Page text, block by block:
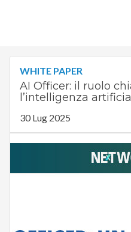
WHITE PAPER
AI Officer: il ruolo
l’intelligenza
30 Lug 2025